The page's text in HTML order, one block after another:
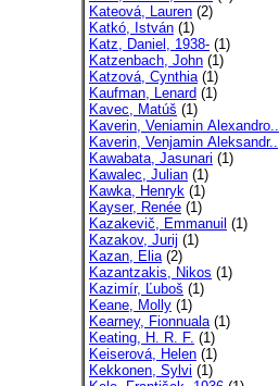
Kateová, Lauren (2)
Katkó, István (1)
Katz, Daniel, 1938- (1)
Katzenbach, John (1)
Katzová, Cynthia(1)
Kaufman, Lenard (1)
Kavec, Matúš (1)
Kaverin, Veniamin Alexandro..
Kaverin, Venjamin Aleksandr..
Kawabata, Jasunari (1)
Kawalec, Julian (1)
Kawka, Henryk (1)
Kayser, Renée (1)
Kazakevič, Emmanuil (1)
Kazakov, Jurij (1)
Kazan, Elia(2)
Kazantzakis, Nikos (1)
Kazimír, Ľuboš (1)
Keane, Molly (1)
Kearney, Fionnuala(1)
Keating, H. R. F. (1)
Keiserová, Helen (1)
Kekkonen, Sylvi (1)